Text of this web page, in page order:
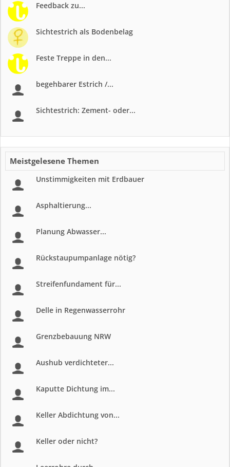
Feedback zu...
Sichtestrich als Bodenbelag
Feste Treppe in den...
begehbarer Estrich /...
Sichtestrich: Zement- oder...
Meistgelesene Themen
Unstimmigkeiten mit Erdbauer
Asphaltierung...
Planung Abwasser...
Rückstaupumpanlage nötig?
Streifenfundament für...
Delle in Regenwasserrohr
Grenzbebauung NRW
Aushub verdichteter...
Kaputte Dichtung im...
Keller Abdichtung von...
Keller oder nicht?